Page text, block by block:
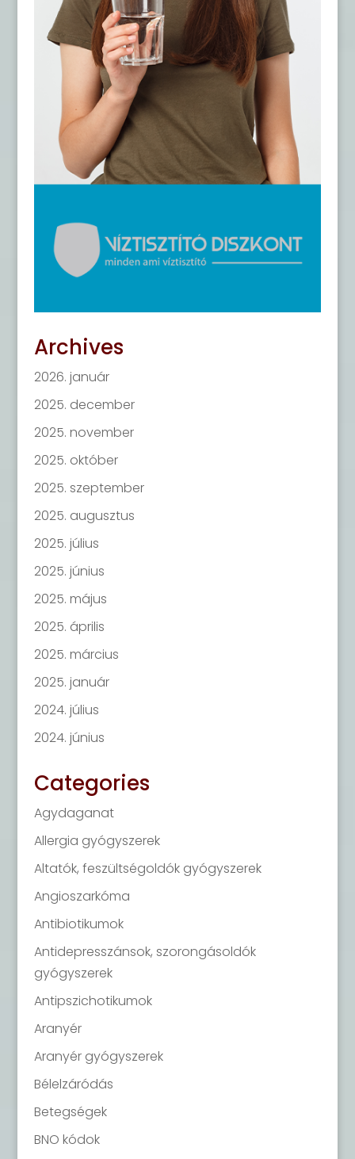
Archives
2026. január
2025. december
2025. november
2025. október
2025. szeptember
2025. augusztus
2025. július
2025. június
2025. május
2025. április
2025. március
2025. január
2024. július
2024. június
Categories
Agydaganat
Allergia gyógyszerek
Altatók, feszültségoldók gyógyszerek
Angioszarkóma
Antibiotikumok
Antidepresszánsok, szorongásoldók
gyógyszerek
Antipszichotikumok
Aranyér
Aranyér gyógyszerek
Bélelzáródás
Betegségek
BNO kódok